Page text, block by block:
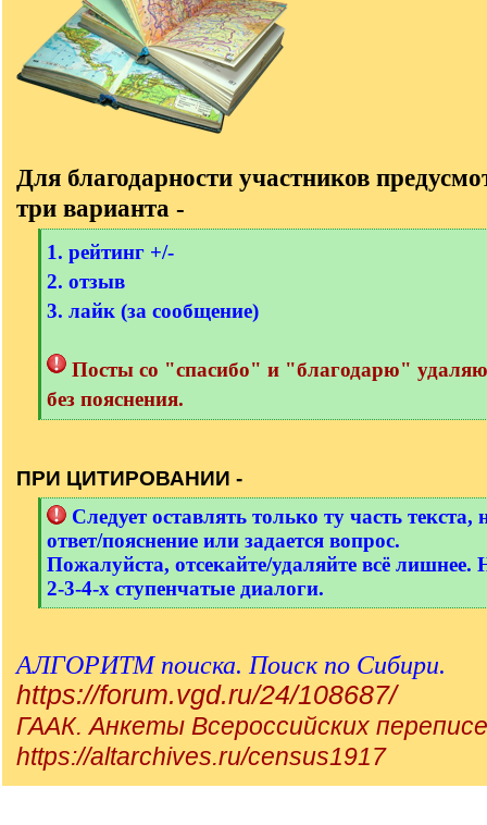
Для благодарности участников
три варианта -
[
q
]
1. рейтинг +/-
2. отзыв
3. лайк (за сообщение)
Посты со "спасибо" и "благодарю"
без пояснения.
[
]
ПРИ ЦИТИРОВАНИИ -
[
]
Следует оставлять только ту часть текста,
ответ/пояснение или задается вопрос.
Пожалуйста, отсекайте/удаляйте всё лишнее.
2-3-4-х ступенчатые диалоги.
[
]
АЛГОРИТМ поиска. Поиск по Сибири.
https://forum.vgd.ru/24/108687/
ГААК. Анкеты Всероссийских
https://altarchives.ru/census1917